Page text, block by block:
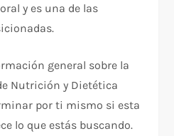
y es una de las
general sobre la
Nutrición y Dietética
por ti mismo si esta
lo que estás buscando.